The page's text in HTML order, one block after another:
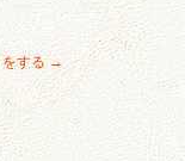
をする →